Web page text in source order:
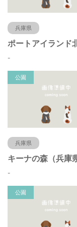
兵庫県
-
公園
兵庫県
-
公園